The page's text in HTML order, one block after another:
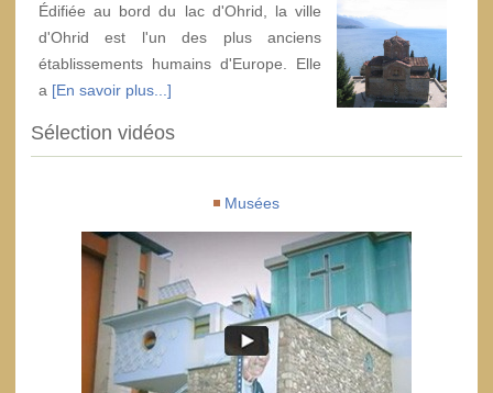
Édifiée au bord du lac d'Ohrid, la ville
d'Ohrid est l'un des plus anciens
établissements humains d'Europe. Elle
a [En savoir plus...]
Sélection vidéos
Musées